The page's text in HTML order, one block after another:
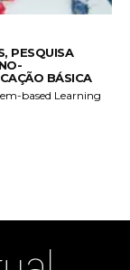
PESQUISA
BÁSICA
based Learning